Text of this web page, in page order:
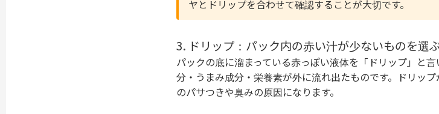
ヤとドリップを合わせて確認することが大切です。
3. ドリップ：パック内の赤い汁が少ないものを選
パックの底に溜まっている赤っぽい液体を「ドリップ」と
分・うまみ成分・栄養素が外に流れ出たものです。ドリッ
のパサつきや臭みの原因になります。